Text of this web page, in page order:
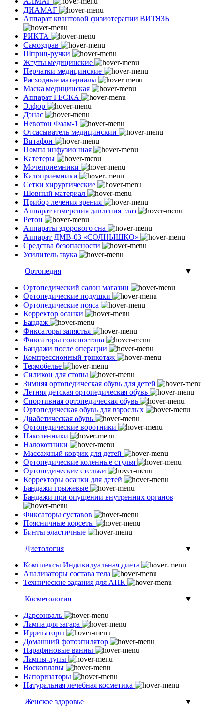
ДИАМАГ
Аппарат квантовой физиотерапии ВИТЯЗЬ
РИКТА
Самоздрав
Шприц-ручки
Жгуты медицинские
Перчатки медицинские
Расходные материалы
Маска медицинская
Аппарат ГЕСКА
Элфор
Дэнас
Невотон Фаам-1
Отсасыватель медицинский
Витафон
Помпа инфузионная
Катетеры
Мочеприемники
Калоприемники
Сетки хирургические
Шовный материал
Прибор лечения зрения
Аппарат измерения давления глаз
Ретон
Аппараты здорового сна
Аппарат ДМВ-03 «СОЛНЫШКО»
Средства безопасности
Усилитель звука
Ортопедия
▼
Ортопедический салон магазин
Ортопедические подушки
Ортопедические пояса
Корректор осанки
Бандаж
Фиксаторы запястья
Фиксаторы голеностопа
Бандажи после операции
Компрессионный трикотаж
Термобелье
Силикон для стопы
Зимняя ортопедическая обувь для детей
Летняя детская ортопедическая обувь
Спортивная ортопедическая обувь
Ортопедическая обувь для взрослых
Диабетическая обувь
Ортопедические воротники
Наколенники
Налокотники
Массажный коврик для детей
Ортопедические коленные стулья
Ортопедические стельки
Корректоры осанки для детей
Бандажи грыжевые
Бандажи при опущении внутренних органов
Фиксаторы суставов
Поясничные корсеты
Бинты эластичные
Диетология
▼
Комплексы Индивидуальная диета
Анализаторы состава тела
Технические задания для АПК
Косметология
▼
Дарсонваль
Лампа для загара
Ирригаторы
Домашний фотоэпилятор
Парафиновые ванны
Лампы-лупы
Воскоплавы
Вапоризаторы
Натуральная лечебная косметика
Женское здоровье
▼